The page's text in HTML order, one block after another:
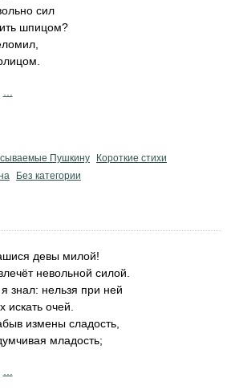
сил
шпицом?
Пушкину
Короткие стихи
Без категории
девы милой!
невольной силой.
знал: нельзя при ней
очей.
измены сладость,
младость;